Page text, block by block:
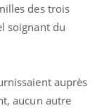
des trois
soignant du
auprès
aucun autre